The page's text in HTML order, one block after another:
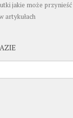
jakie może
artykułach